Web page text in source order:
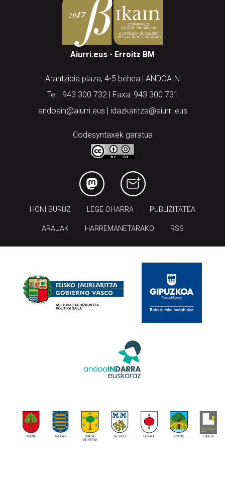
Aiurri.eus - Erroitz BM
Arantzibia plaza, 4-5 behea | ANDOAIN
Tel.: 943 300 732 | Faxa: 943 300 731
andoain@aiurri.eus | idazkaritza@aiurri.eus
Codesyntaxek garatua
HONI BURUZ LEGE OHARRA PUBLIZITATEA
ARAUAK HARREMANETARAKO RSS